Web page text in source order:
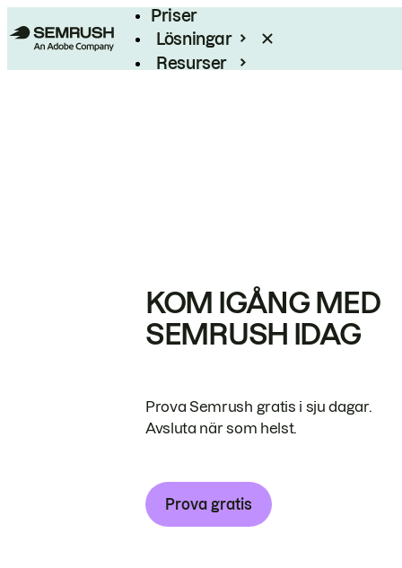
Priser
Lösningar
Resurser
KOM IGÅNG MED
SEMRUSH IDAG
Prova Semrush gratis i sju dagar.
Avsluta när som helst.
Prova gratis